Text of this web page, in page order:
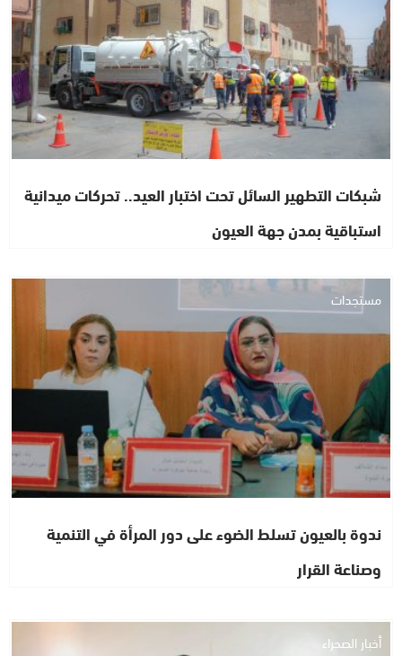
شبكات التطهير السائل تحت اختبار العيد.. تحركات ميدانية
استباقية بمدن جهة العيون
مستجدات
ندوة بالعيون تسلط الضوء على دور المرأة في التنمية
وصناعة القرار
أخبار الصحراء